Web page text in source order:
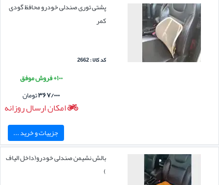
پشتی توری صندلی خودرو محافظ گودی
کمر
کد کالا : 2662
۱۰۰+ فروش موفق
۳۶۷/۰۰۰تومان
امکان ارسال روزانه
جزییات و خرید ...
بالش نشیمن صندلی خودرو(داخل الیاف
)